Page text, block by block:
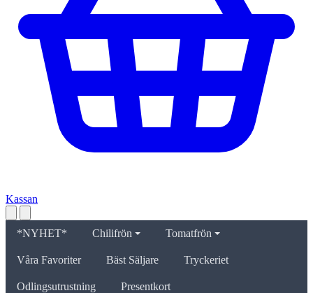
Kassan
*NYHET* Chilifrön Tomatfrön
Våra Favoriter Bäst Säljare Tryckeriet
Odlingsutrustning Presentkort